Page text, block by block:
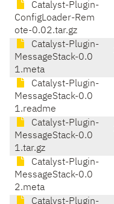
Catalyst-Plugin-
ConfigLoader-Rem
ote-0.02.tar.gz
Catalyst-Plugin-
MessageStack-0.0
1.meta
Catalyst-Plugin-
MessageStack-0.0
1.readme
Catalyst-Plugin-
MessageStack-0.0
1.tar.gz
Catalyst-Plugin-
MessageStack-0.0
2.meta
Catalyst-Plugin-